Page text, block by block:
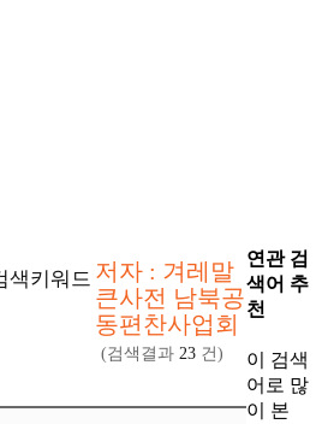
색키워드 저자 : 겨레말
큰사전 남북공
동편찬사업회
(검색결과23 건)
연관 검
색어 추
천
이 검색
어로 많
이 본